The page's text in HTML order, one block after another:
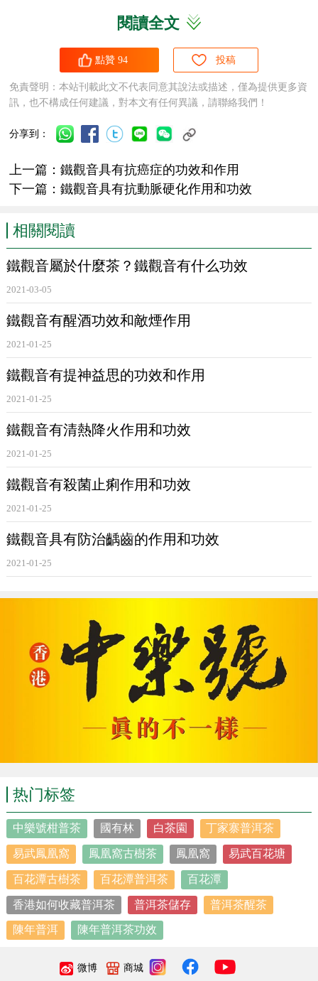
鐵觀音 所含的無機礦物元素，如錳、鐵、氟、鉀、鈉等均
高於其他茶類，鐵觀音中的化學成分和礦物元素對人體健康
有着特殊的功能，
鐵觀音具有抗動脈硬化作用和功效。
1999年5月31日，在倭族東京召開的第四次烏龍茶
25名高血脂症肥胖者為臨床觀察對象，探討飲用
音對抑制血中低密度脂蛋白的氧化及改善血中脂質代謝的作
用。研究證明，
抑制血中低密度脂蛋白的氧化。倭族三井農林研究所原征彥
博士，在多年的研究中也確認， 茶多酚
低血液中的膽固醇，而且可以明顯改善血液中高密度脂蛋白
與低密度脂蛋白的比值。咖啡鹼能舒張血管，加快呼吸，降
低血脂，對防治冠心病、高血壓、動脈硬化等心腦血管疾病
鄉對1080個農民進行調查時發現不喝
3.1%;偶爾喝的為2.3%;常年喝的(3年以上)為1.4%。由此可
閱讀全文
點贊 94 投稿
免責聲明：本站刊載此文不代表同意其說法或描述，僅為提供更多資
訊，也不構成任何建議，對本文有任何異議，請聯絡我們！
分享到：
上一篇：鐵觀音具有抗癌症的功效和作用
下一篇：鐵觀音具有抗動脈硬化作用和功效
相關閱讀
鐵觀音屬於什麼茶？鐵觀音有什么功效
2021-03-05
鐵觀音有醒酒功效和敵煙作用
2021-01-25
鐵觀音有提神益思的功效和作用
2021-01-25
鐵觀音有清熱降火作用和功效
2021-01-25
鐵觀音有殺菌止痢作用和功效
2021-01-25
鐵觀音具有防治齲齒的作用和功效
2021-01-25
热门标签
中樂號柑普茶 國有林 白茶園 丁家寨普洱茶
易武鳳凰窩 鳳凰窩古樹茶 鳳凰窩 易武百花塘
百花潭古樹茶 百花潭普洱茶 百花潭
香港如何收藏普洱茶 普洱茶儲存 普洱茶醒茶
陳年普洱 陳年普洱茶功效
微博 商城